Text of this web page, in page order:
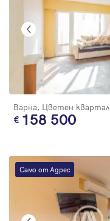
Варна, Цветен квартал
158 500
Само от Адрес